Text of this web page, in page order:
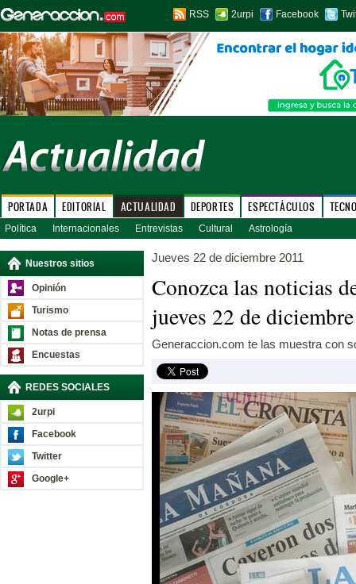
RSS 2urpi Facebook
PORTADA EDITORIAL ACTUALIDAD DEPORTES ESPECTÁCULOS
Política Internacionales Entrevistas Cultural Astrología
Nuestros sitios
Opinión
Turismo
Notas de prensa
Encuestas
REDES SOCIALES
2urpi
Facebook
Twitter
Google+
Jueves 22 de diciembre 2011
Conozca las noticias
jueves 22 de diciembre
Generaccion.com te las muestra con